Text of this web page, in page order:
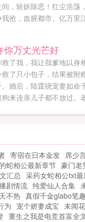
间，斩妖除恶！红尘浩荡
我抢，血腥都市。亿万里
你万丈光芒好
救了我，我让我爹地以身
救了只小包子，结果被附
。婚后，陆霆骁宠妻如命
狗来连亲儿子都不放过。
。粑粑，谢谢你给小宝买
给你妈妈的。老公，这个
，我可以接吗？陆霆骁神
天晚上，宁夕连滚带爬跑
！可以你大爷！！！双洁
微博ID囧囧有妖的围脖...
寄宿在日本金发 席少
蛇相公最新章节 豪门老
汇总 采药女蛇相公txt
剧情流 纯爱仙人合集
不热 真假千金glabo笔
为 宠个娇妻成宝 未闻
重生之我是电竞首富全